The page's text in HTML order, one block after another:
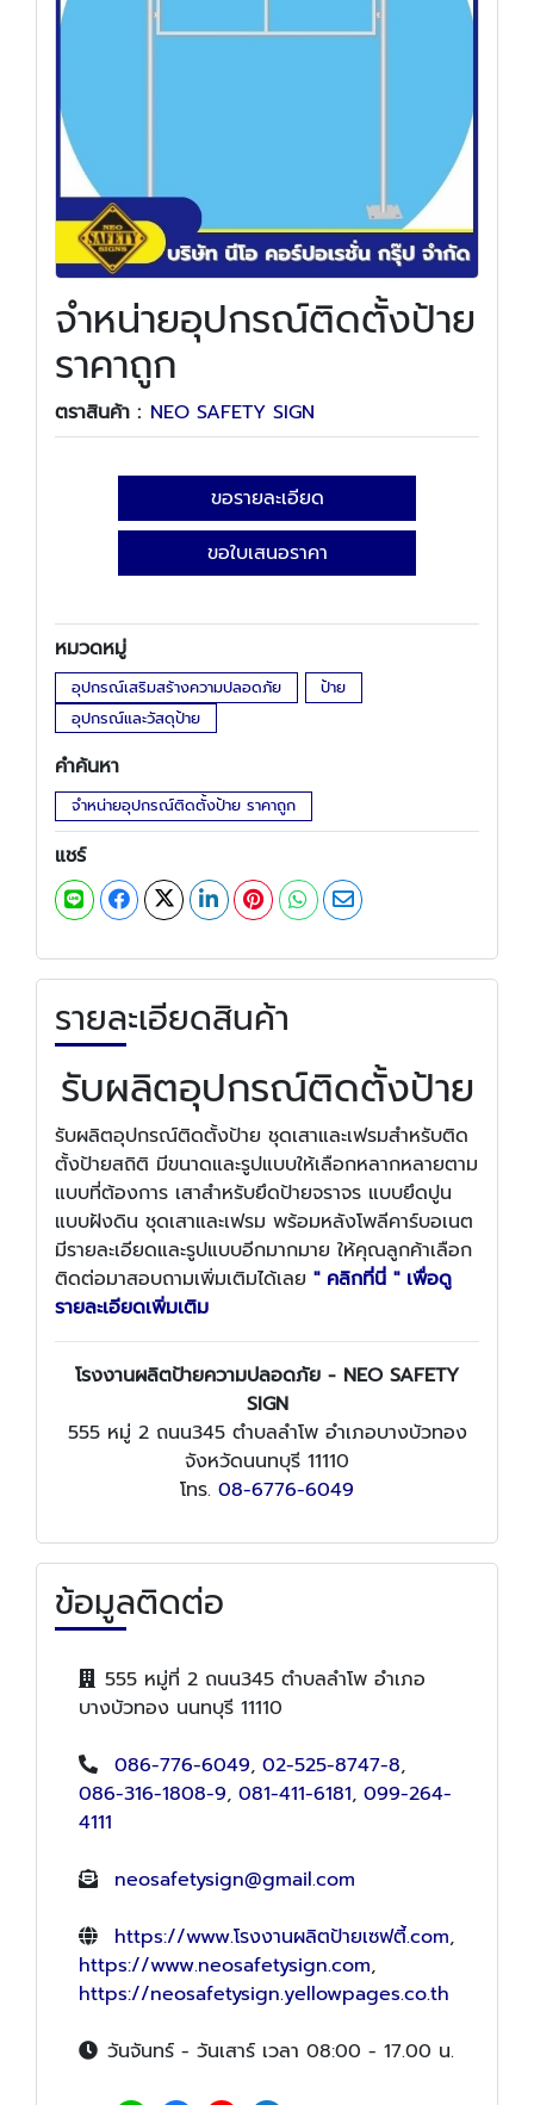
จำหน่ายอุปกรณ์ติดตั้งป้าย
ราคาถูก
ตราสินค้า : NEO SAFETY SIGN
ขอรายละเอียด
ขอใบเสนอราคา
หมวดหมู่
อุปกรณ์เสริมสร้างความปลอดภัย
ป้าย
อุปกรณ์และวัสดุป้าย
คำค้นหา
จำหน่ายอุปกรณ์ติดตั้งป้าย ราคาถูก
แชร์
รายละเอียดสินค้า
รับผลิตอุปกรณ์ติดตั้งป้าย
รับผลิตอุปกรณ์ติดตั้งป้าย ชุดเสาและเฟรมสำหรับติด
ตั้งป้ายสถิติ มีขนาดและรูปแบบให้เลือกหลากหลายตาม
แบบที่ต้องการ เสาสำหรับยึดป้ายจราจร แบบยึดปูน
แบบฝังดิน ชุดเสาและเฟรม พร้อมหลังโพลีคาร์บอเนต
มีรายละเอียดและรูปแบบอีกมากมาย ให้คุณลูกค้าเลือก
ติดต่อมาสอบถามเพิ่มเติมได้เลย " คลิกที่นี่ " เพื่อดู
รายละเอียดเพิ่มเติม
โรงงานผลิตป้ายความปลอดภัย - NEO SAFETY
SIGN
555 หมู่ 2 ถนน345 ตำบลลำโพ อำเภอบางบัวทอง
จังหวัดนนทบุรี 11110
โทร. 08-6776-6049
ข้อมูลติดต่อ
555 หมู่ที่ 2 ถนน345 ตำบลลำโพ อำเภอ
บางบัวทอง นนทบุรี 11110
086-776-6049, 02-525-8747-8,
086-316-1808-9, 081-411-6181, 099-264-
4111
neosafetysign@gmail.com
https://www.โรงงานผลิตป้ายเซฟตี้.com,
https://www.neosafetysign.com,
https://neosafetysign.yellowpages.co.th
วันจันทร์ - วันเสาร์ เวลา 08:00 - 17.00 น.